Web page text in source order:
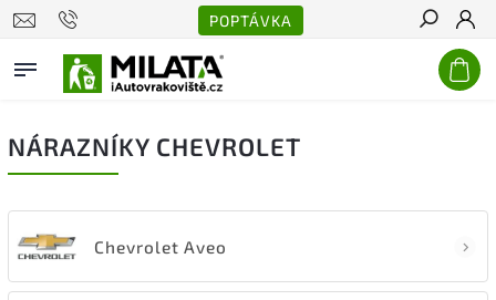
POPTÁVKA
Hledat
NÁRAZNÍKY CHEVROLET
Chevrolet Aveo